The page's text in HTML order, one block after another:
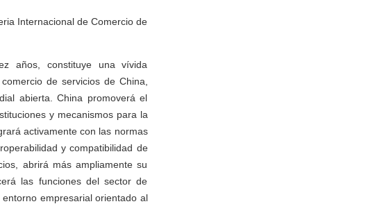
Internacional de Comercio de
años, constituye una vívida
de servicios de China,
abierta. China promoverá el
y mecanismos para la
activamente con las normas
y compatibilidad de
abrirá más ampliamente su
las funciones del sector de
empresarial orientado al